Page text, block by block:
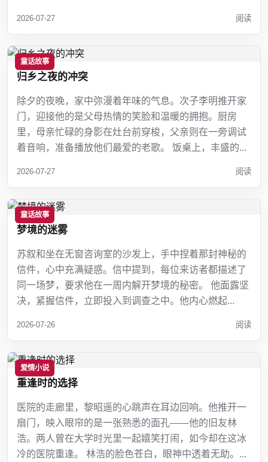
2026-07-27 阅读
童话故事
归乡之夜的冲突
除夕的夜晚，家中弥漫着年味的气息。次子李明推开家
门，迎接他的是父母热情的笑脸和温暖的拥抱。厨房
里，母亲忙碌的身影在灶台前穿梭，父亲则在一旁调试
着音响，准备播放他们最爱的老歌。 饭桌上，丰盛的...
2026-07-27 阅读
童话故事
梦境的迷雾
苏叙和坐在无窗咨询室的沙发上，手中捏着那封神秘的
信件，心中充满疑惑。信中提到，每位来访者都描述了
同一场梦，要求他在一周内解开梦境的秘密。 他面露坚
决，紧握信件，立即投入到调查之中。他内心燃起...
2026-07-26 阅读
爱情小说
重逢时的选择
医院的走廊里，黎昭遥的心跳声在耳边回响。他推开一
扇门，映入眼帘的是一张熟悉的面孔——他的旧友林
浩。两人曾在大学时光里一起嬉笑打闹，如今却在这冰
冷的医院重逢。 林浩的脸色苍白，眼神中透着无助。...